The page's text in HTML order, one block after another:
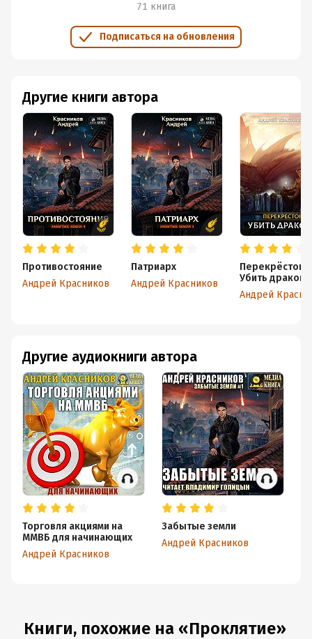
71 книга
Подписаться на обновления
Другие книги автора
Противостояние
Андрей Красников
Патриарх
Андрей Красников
Перекрёсток.
Убить дракона
Другие аудиокниги автора
Торговля акциями на
ММВБ для начинающих
Андрей Красников
Забытые земли
Андрей Красников
Книги, похожие на «Проклятие»